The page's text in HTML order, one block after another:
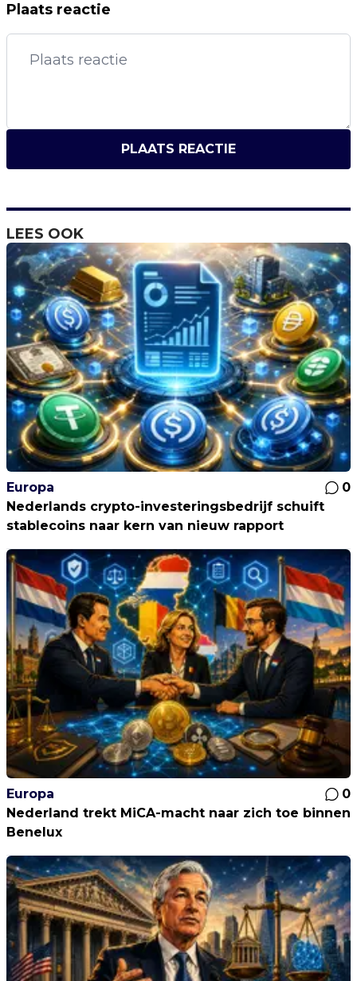
Plaats reactie
PLAATS REACTIE
LEES OOK
Europa
0
Nederlands crypto-investeringsbedrijf schuift
stablecoins naar kern van nieuw rapport
Europa
0
Nederland trekt MiCA-macht naar zich toe binnen
Benelux